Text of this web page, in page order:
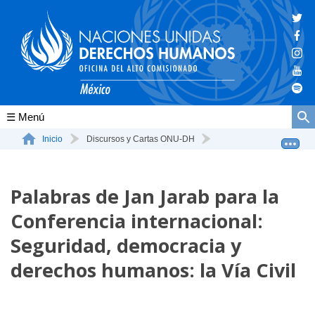
Conócenos
La ONU-DH en México
Vacantes ONU-DH México
ONU-DH en el tiempo
Inicio Discursos y Cartas ONU-DH
Palabras de Jan Jarab para la
Conferencia internacional:
Seguridad, democracia y
derechos humanos: la Vía Civil